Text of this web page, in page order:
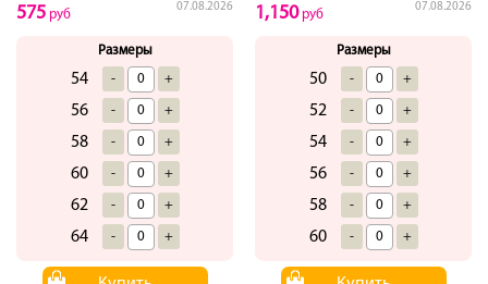
07.08.2026
575 руб
Размеры
54 - +
56 - +
58 - +
60 - +
62 - +
64 - +
07.08.2026
1,150руб
Размеры
50 - +
52 - +
54 - +
56 - +
58 - +
60 - +